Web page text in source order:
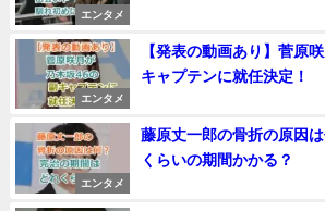
エンタメ
エンタメ
【発表の動画あり】菅原
キャプテンに就任決定！
エンタメ
藤原丈一郎の骨折の原因
くらいの期間かかる？